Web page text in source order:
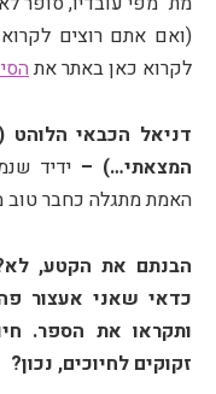
(ואם אתם רוצים
לקרוא כאן באתר את
דניאל הכבאי
המצאתי…) – ידיד
האמת מתגלה כחבר טוב
הבנתם את הקטע,
כדאי שאני אעצור
ותקראו את הספר.
זקוקים לחיוכים, נכון?